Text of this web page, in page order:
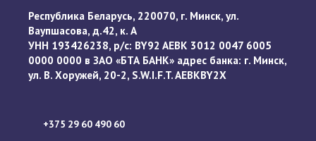
Республика Беларусь, 220070, г. Минск, ул.
Ваупшасова, д.42, к. А
УНН 193426238, р/с: BY92 AEBK 3012 0047 6005
0000 0000 в ЗАО «БТА БАНК» адрес банка: г. Минск,
ул. В. Хоружей, 20-2, S.W.I.F.T. AEBKBY2X
+375 29 60 490 60